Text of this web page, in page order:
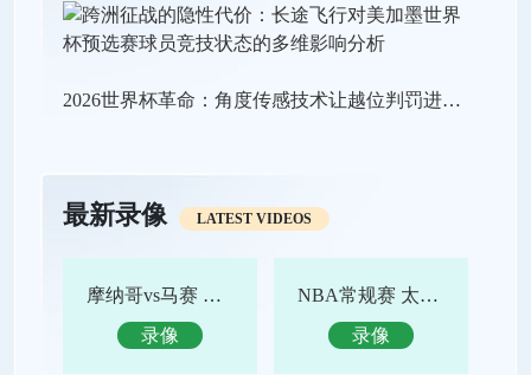
2026世界杯革命：角度传感技术让越位判罚进入“毫米级时代”
最新录像 LATEST VIDEOS
摩纳哥vs马赛 全场录像回放
录像
NBA常规赛 太阳vs鹈鹕 全场集锦
录像